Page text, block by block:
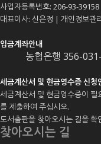
사업자등록번호: 206-93-
대표이사: 신은정 | 개인정보관
입금계좌안내
농협은행 356-
세금계산서 및 현금영수증 신청
세금계산서 및 현금영수증이
를 제출하여 주십시오.
도서출판을 찾아오시는 길을 확
찾아오시는 길